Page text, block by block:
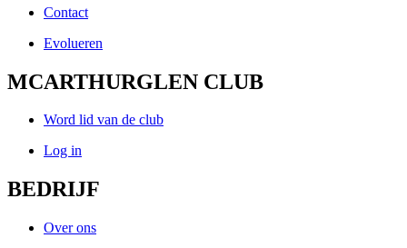
Contact
Evolueren
MCARTHURGLEN CLUB
Word lid van de club
Log in
BEDRIJF
Over ons